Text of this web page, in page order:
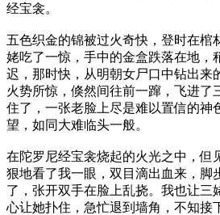
经宝衾。
五色织金的锦被过火奇快，登时在棺
姥吃了一惊，手中的金盒跌落在地，
迟，那时快，从明朝女尸口中钻出来
火势所惊，倏然间往前一蹿，飞进了
住了，一张老脸上尽是难以置信的神
望，如同大难临头一般。
在陀罗尼经宝衾烧起的火光之中，但
狠地看了我一眼，双目滴出血来，脚
了，张开双手在脸上乱挠。我也让三
心让她扑住，急忙退到墙角，不知接